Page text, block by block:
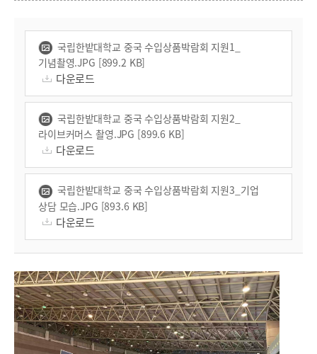
국립한밭대학교 중국 수입상품박람회 지원1_
기념촬영.JPG [899.2 KB]
다운로드
국립한밭대학교 중국 수입상품박람회 지원2_
라이브커머스 촬영.JPG [899.6 KB]
다운로드
국립한밭대학교 중국 수입상품박람회 지원3_기업
상담 모습.JPG [893.6 KB]
다운로드